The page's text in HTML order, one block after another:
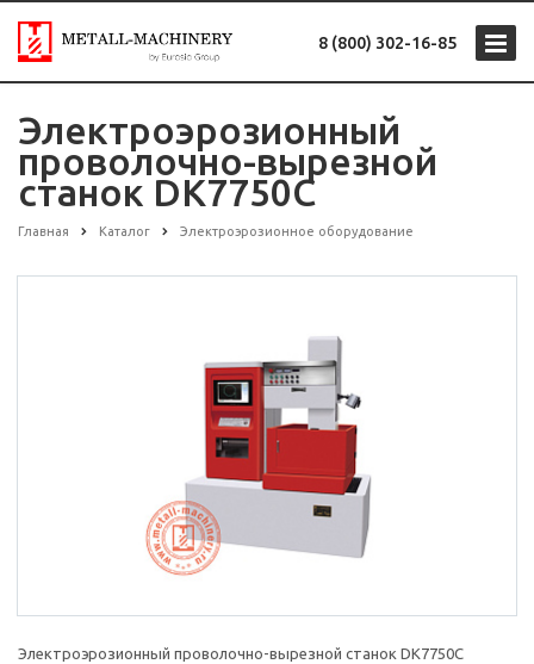
8 (800) 302-16-85
Электроэрозионный
проволочно-вырезной
станок DK7750C
Главная Каталог Электроэрозионное оборудование
Электроэрозионный проволочно-вырезной станок DK7750C